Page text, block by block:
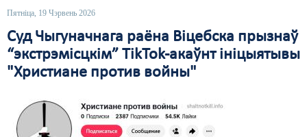
Пятніца, 19 Чэрвень 2026
Суд Чыгуначнага раёна Віцебска прызнаў
“экстрэмісцкім” TikTok-акаўнт ініцыятывы
"Христиане против войны"
Рознае
Свабода слова
Свабода сумленьня
Суд